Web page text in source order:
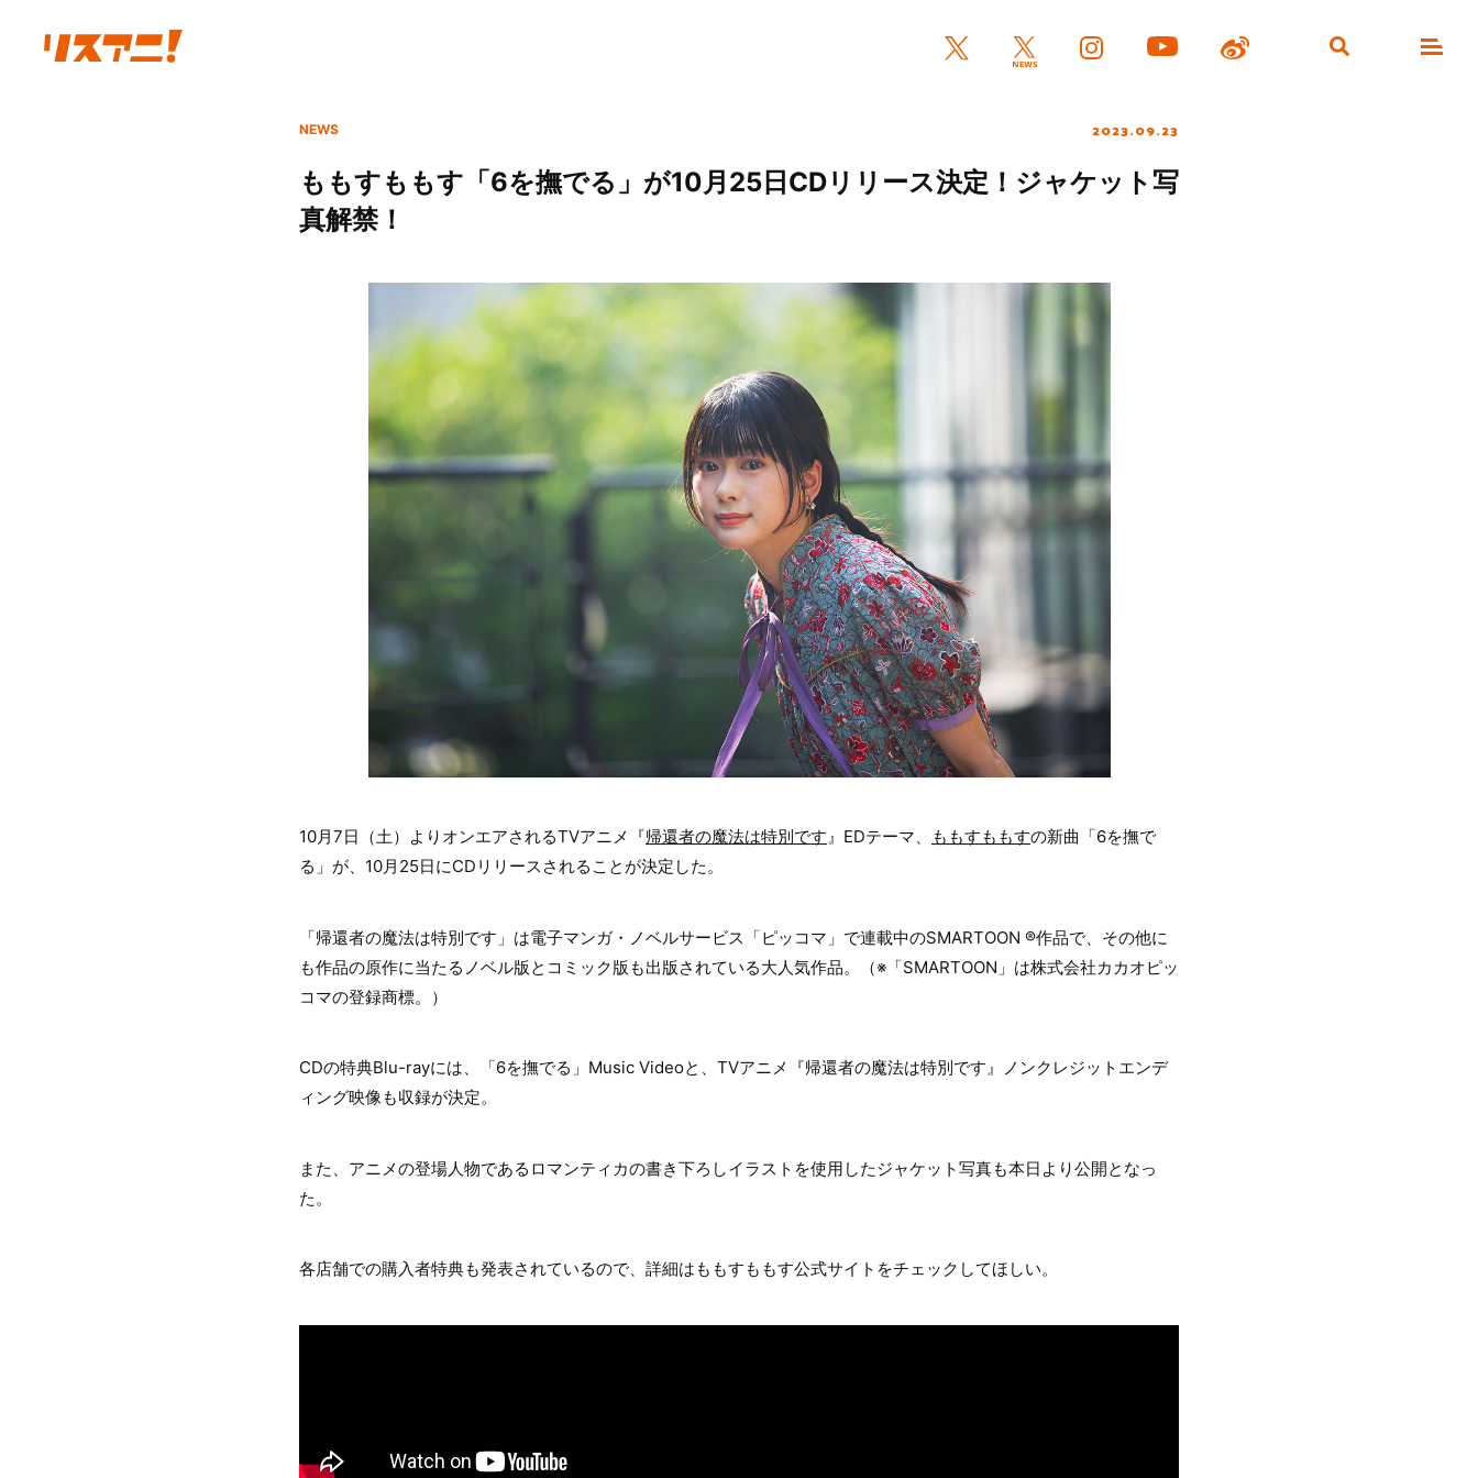
NEWS 2023.09.23
ももすももす「6を撫でる」が10月25日CDリリース決定！ジャケット写
真解禁！
10月7日（土）よりオンエアされるTVアニメ『帰還者の魔法は特別です』EDテーマ、 ももすももすの新曲「6を撫で
る」が、10月25日にCDリリースされることが決定した。
「帰還者の魔法は特別です」は電子マンガ・ノベルサービス「ピッコマ」で連載中のSMARTOON ®︎作品で、その他に
も作品の原作に当たるノベル版とコミック版も出版されている大人気作品。（※「SMARTOON」は株式会社カカオピッ
コマの登録商標。）
CDの特典Blu-rayには、「6を撫でる」Music Videoと、TVアニメ『帰還者の魔法は特別です』ノンクレジットエンデ
ィング映像も収録が決定。
また、アニメの登場人物であるロマンティカの書き下ろしイラストを使用したジャケット写真も本日より公開となっ
た。
各店舗での購入者特典も発表されているので、詳細はももすももす公式サイトをチェックしてほしい。